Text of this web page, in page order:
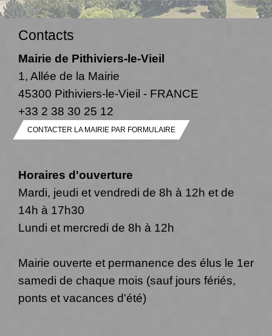
Contacts
Mairie de Pithiviers-le-Vieil
1, Allée de la Mairie
45300 Pithiviers-le-Vieil - FRANCE
+33 2 38 30 25 12
CONTACTER LA MAIRIE PAR FORMULAIRE
Horaires d'ouverture
Mardi, jeudi et vendredi de 8h à 12h et de
14h à 17h30
Lundi et mercredi de 8h à 12h
Mairie ouverte et permanence des élus le 1er
samedi de chaque mois (sauf jours fériés,
ponts et vacances d'été)